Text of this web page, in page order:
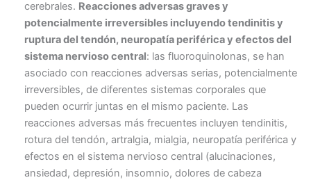
cerebrales. Reacciones adversas graves y
potencialmente irreversibles incluyendo tendinitis y
ruptura del tendón, neuropatía periférica y efectos del
sistema nervioso central: las fluoroquinolonas, se han
asociado con reacciones adversas serias, potencialmente
irreversibles, de diferentes sistemas corporales que
pueden ocurrir juntas en el mismo paciente. Las
reacciones adversas más frecuentes incluyen tendinitis,
rotura del tendón, artralgia, mialgia, neuropatía periférica y
efectos en el sistema nervioso central (alucinaciones,
ansiedad, depresión, insomnio, dolores de cabeza